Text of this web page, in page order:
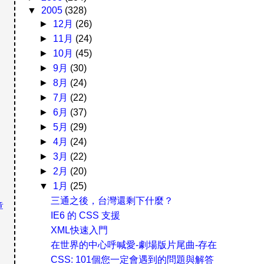
▼ 2005 (328)
► 12月 (26)
► 11月 (24)
► 10月 (45)
► 9月 (30)
► 8月 (24)
► 7月 (22)
► 6月 (37)
► 5月 (29)
► 4月 (24)
► 3月 (22)
► 2月 (20)
▼ 1月 (25)
三通之後，台灣還剩下什麼？
IE6 的 CSS 支援
XML快速入門
在世界的中心呼喊愛-劇場版片尾曲-存在
CSS: 101個您一定會遇到的問題與解答